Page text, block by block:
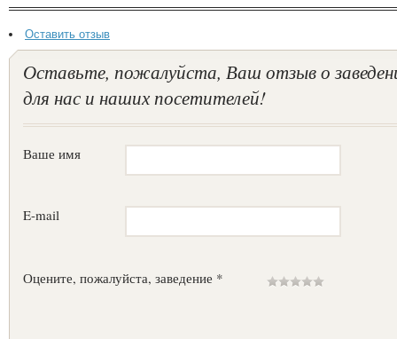
Оставить отзыв
Оставьте, пожалуйста, Ваш отзыв о
для нас и наших посетителей!
Ваше имя
E-mail
Оцените, пожалуйста, заведение *